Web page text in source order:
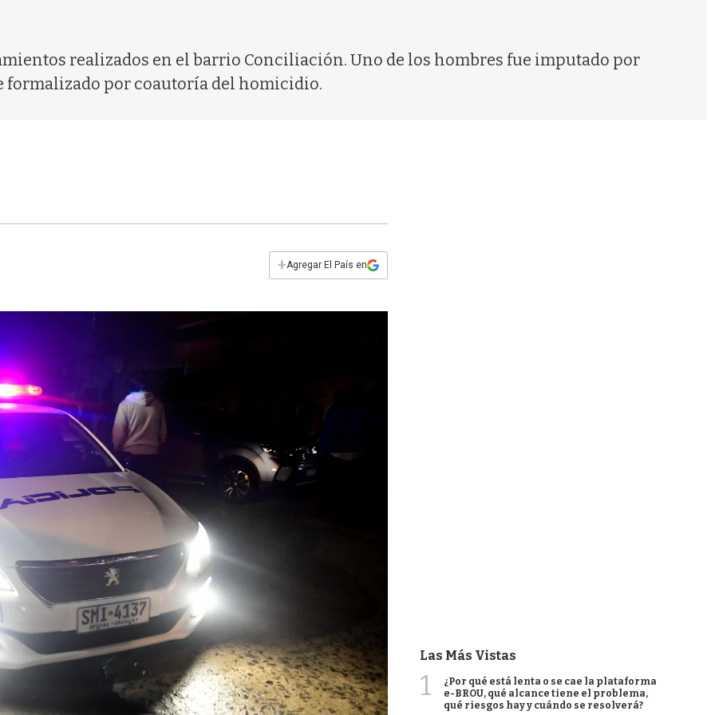
realizados en el barrio Conciliación. Uno de los hombres fue imputado por
por coautoría del homicidio.
+Agregar El País en
Las Más Vistas
1
¿Por qué está lenta o se cae la plataforma
e-BROU, qué alcance tiene el problema,
qué riesgos hay y cuándo se resolverá?